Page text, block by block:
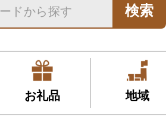
検索
お礼品 地域